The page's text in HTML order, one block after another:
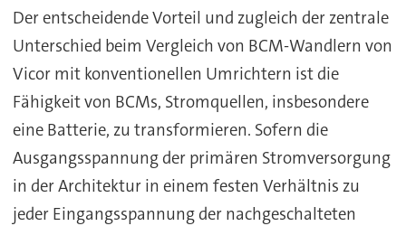
Der entscheidende Vorteil und zugleich der zentrale
Unterschied beim Vergleich von BCM-Wandlern von
Vicor mit konventionellen Umrichtern ist die
Fähigkeit von BCMs, Stromquellen, insbesondere
eine Batterie, zu transformieren. Sofern die
Ausgangsspannung der primären Stromversorgung
in der Architektur in einem festen Verhältnis zu
jeder Eingangsspannung der nachgeschalteten